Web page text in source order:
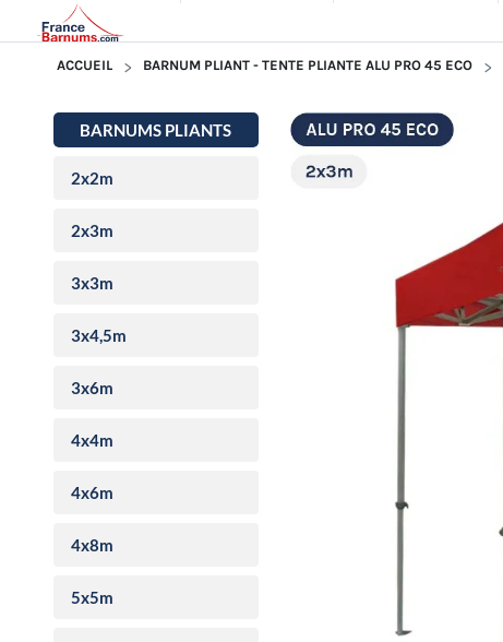
ACCUEIL BARNUM PLIANT - TENTE PLIANTE ALU PRO 45 ECO
BARNUMS PLIANTS
2x2m
2x3m
3x3m
3x4,5m
3x6m
4x4m
4x6m
4x8m
5x5m